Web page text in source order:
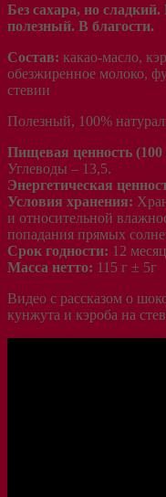
САХАРА,
плитка
quantity
Без сахара, но
полезный. В благости.
Состав: какао-масло,
обезжиренное молоко,
стевии
Полезный, 100%
Пищевая ценность (100
Углеводы – 13,5.
Энергетическая
Условия хранения:
и относительной
попадания прямых
Срок годности: 12
Масса нетто: 115 г ± 5г
Видео с рассказом о
кунжута и кэроба на